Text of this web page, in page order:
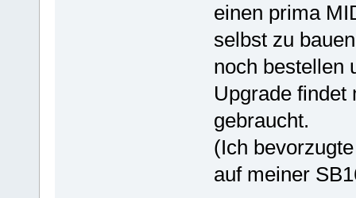
einen prima
selbst zu
noch bestellen
Upgrade findet
gebraucht.
(Ich
auf meiner